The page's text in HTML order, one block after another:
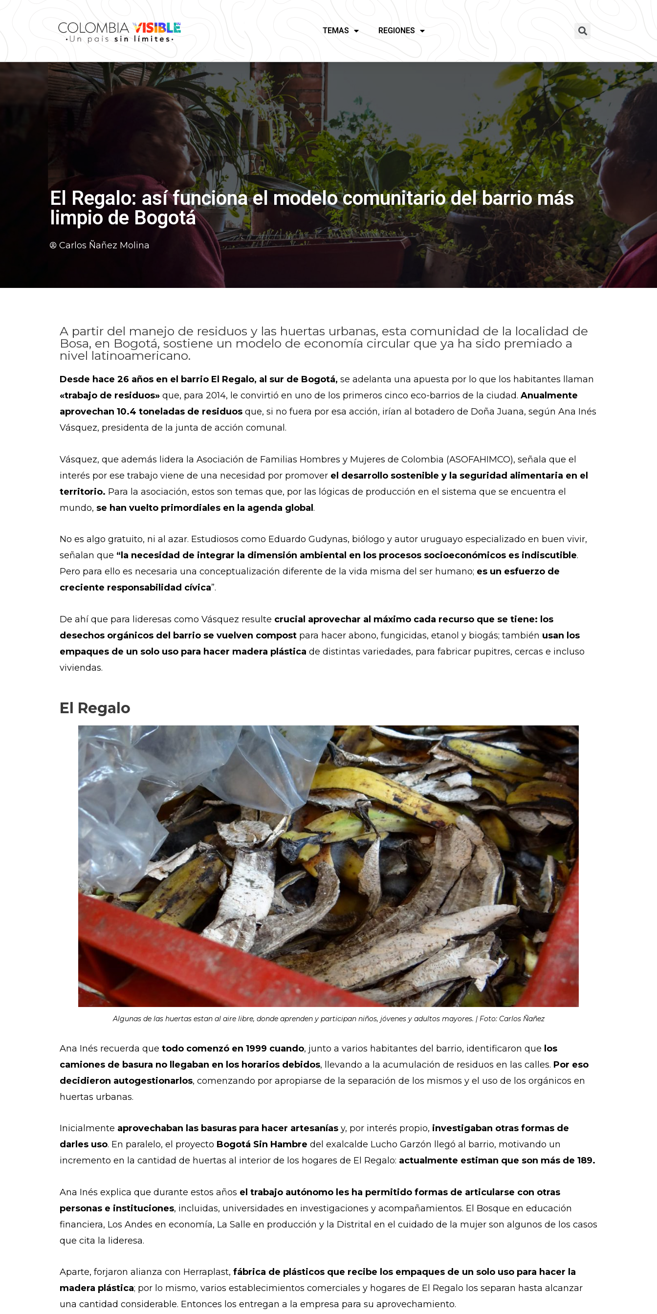
TEMAS REGIONES
El Regalo: así funciona el modelo comunitario del barrio más
limpio de Bogotá
Carlos Ñañez Molina
A partir del manejo de residuos y las huertas urbanas, esta comunidad de la localidad de
Bosa, en Bogotá, sostiene un modelo de economía circular que ya ha sido premiado a
nivel latinoamericano.
Desde hace 26 años en el barrio El Regalo, al sur de Bogotá, se adelanta una apuesta por lo que los habitantes
llaman
«trabajo de residuos» que, para 2014, le convirtió en uno de los primeros cinco eco-barrios de la ciudad. Anualmente
aprovechan 10.4 toneladas de residuos que, si no fuera por esa acción, irían al botadero de Doña Juana, según Ana Inés
Vásquez, presidenta de la junta de acción comunal.
Vásquez, que además lidera la Asociación de Familias Hombres y Mujeres de Colombia (ASOFAHIMCO), señala que el
interés por ese trabajo viene de una necesidad por promover el desarrollo sostenible y la seguridad alimentaria en el
territorio. Para la asociación, estos son temas que, por las lógicas de producción en el sistema que se encuentra el
mundo, se han vuelto primordiales en la agenda global.
No es algo gratuito, ni al azar. Estudiosos como Eduardo Gudynas, biólogo y autor uruguayo especializado en buen vivir,
señalan que “l a necesidad de integrar la dimensión ambiental en los procesos socioeconómicos es indiscutible.
Pero para ello es necesaria una conceptualización diferente de la vida misma del ser humano; es un esfuerzo de
creciente responsabilidad cívica”.
De ahí que para lideresas como Vásquez resulte crucial aprovechar al máximo cada recurso que se tiene: los
desechos orgánicos del barrio se vuelven compost para hacer abono, fungicidas, etanol y biogás; también usan los
empaques de un solo uso para hacer madera plástica de distintas variedades, para fabricar pupitres, cercas e incluso
viviendas.
El Regalo
Algunas de las huertas estan al aire libre, donde aprenden y participan niños, jóvenes y adultos mayores. | Foto: Carlos Ñañez
Ana Inés recuerda que todo comenzó en 1999 cuando, junto a varios habitantes del barrio, identificaron que los
camiones de basura no llegaban en los horarios debidos, llevando a la acumulación de residuos en las calles. Por eso
decidieron autogestionarlos, comenzando por apropiarse de la separación de los mismos y el uso de los orgánicos en
huertas urbanas.
Inicialmente aprovechaban las basuras para hacer artesanías y, por interés propio, investigaban otras formas de
darles uso. En paralelo, el proyecto Bogotá Sin Hambre del exalcalde Lucho Garzón llegó al barrio, motivando un
incremento en la cantidad de huertas al interior de los hogares de El Regalo: actualmente estiman que son más de 189.
Ana Inés explica que durante estos años el trabajo autónomo les ha permitido formas de articularse con otras
personas e instituciones, incluidas, universidades en investigaciones y acompañamientos. El Bosque en educación
financiera, Los Andes en economía, La Salle en producción y la Distrital en el cuidado de la mujer son algunos de los casos
que cita la lideresa.
Aparte, forjaron alianza con Herraplast, fábrica de plásticos que recibe los empaques de un solo uso para hacer la
madera plástica; por lo mismo, varios establecimientos comerciales y hogares de El Regalo los separan hasta alcanzar
una cantidad considerable. Entonces los entregan a la empresa para su aprovechamiento.